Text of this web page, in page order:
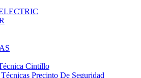
Cintillo
Precinto De Seguridad